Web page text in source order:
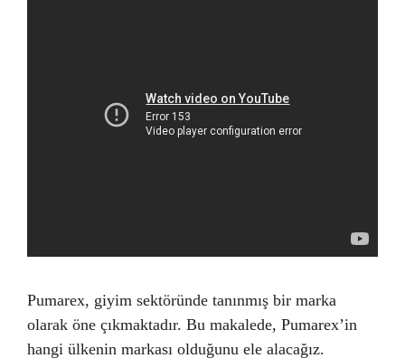
Pumarex, giyim sektöründe tanınmış bir marka
olarak öne çıkmaktadır. Bu makalede, Pumarex’in
hangi ülkenin markası olduğunu ele alacağız.